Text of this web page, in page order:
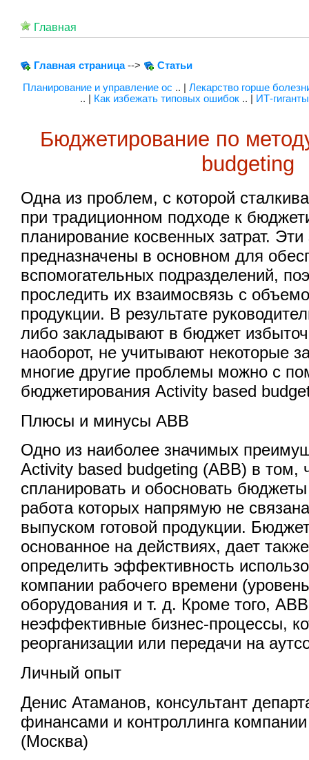
Главная
Главная страница-->
Статьи
Планирование и управление ос .. |Лекарство горше
.. |
Как избежать типовых ошибок .. | ИТ-
Бюджетирование по
budgeting
Одна из проблем, с которой
при традиционном подходе к
планирование косвенных затрат. Эти
предназначены в основном для
вспомогательных подразделений,
проследить их взаимосвязь с
продукции. В результате
либо закладывают в бюджет
наоборот, не учитывают некоторые
многие другие проблемы можно с
бюджетирования Activity based
Плюсы и минусы АВВ
Одно из наиболее значимых
Activity based budgeting (АВВ) в том,
спланировать и обосновать
работа которых напрямую не
выпуском готовой продукции.
основанное на действиях, дает
определить эффективность
компании рабочего времени
оборудования и т. д. Кроме того,
неэффективные бизнес-процессы,
реорганизации или передачи на
Личный опыт
Денис Атаманов, консультант
финансами и контроллинга
(Москва)